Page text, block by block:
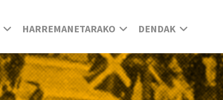
HARREMANETARAKO
DENDAK